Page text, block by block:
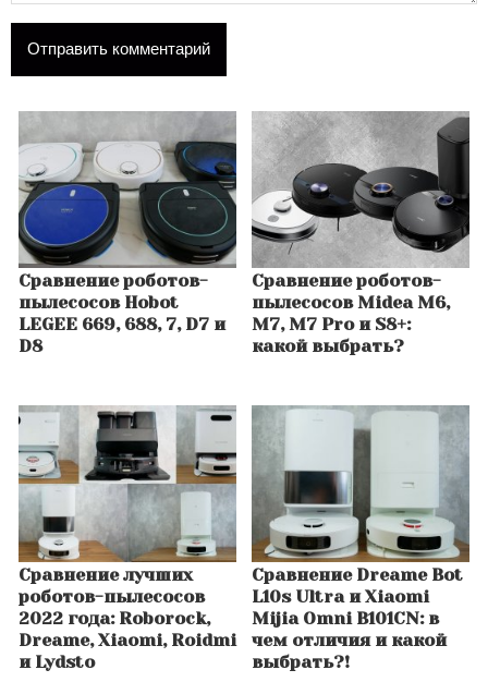
Сравнение роботов-
пылесосов Hobot
LEGEE 669, 688, 7, D7 и
D8
Сравнение роботов-
пылесосов Midea M6,
M7, M7 Pro и S8+:
какой выбрать?
Сравнение лучших
роботов-пылесосов
2022 года: Roborock,
Dreame, Xiaomi, Roidmi
и Lydsto
Сравнение Dreame Bot
L10s Ultra и Xiaomi
Mijia Omni B101CN: в
чем отличия и какой
выбрать?!